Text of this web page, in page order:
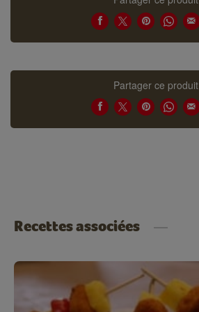
Partager ce produit
Recettes associées